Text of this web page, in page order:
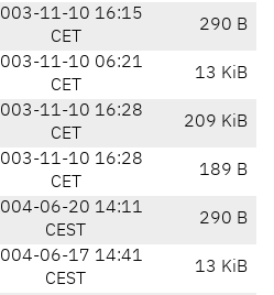
11-10 16:15
CET
290 B
11-10 06:21
CET
13 KiB
11-10 16:28
CET
209 KiB
11-10 16:28
CET
189 B
06-20 14:11
CEST
290 B
06-17 14:41
CEST
13 KiB